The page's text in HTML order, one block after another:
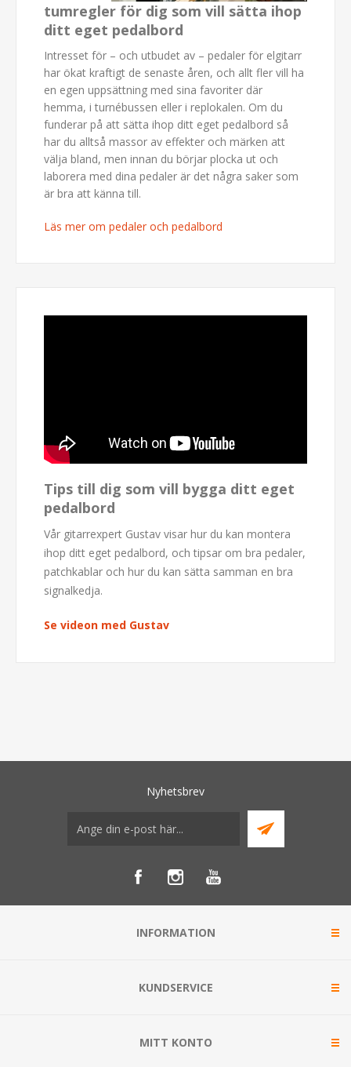
tumregler för dig som vill sätta ihop
ditt eget pedalbord
Intresset för – och utbudet av – pedaler för elgitarr
har ökat kraftigt de senaste åren, och allt fler vill ha
en egen uppsättning med sina favoriter där
hemma, i turnébussen eller i replokalen. Om du
funderar på att sätta ihop ditt eget pedalbord så
har du alltså massor av effekter och märken att
välja bland, men innan du börjar plocka ut och
laborera med dina pedaler är det några saker som
är bra att känna till.
Läs mer om pedaler och pedalbord
Tips till dig som vill bygga ditt eget
pedalbord
Vår gitarrexpert Gustav visar hur du kan montera
ihop ditt eget pedalbord, och tipsar om bra pedaler,
patchkablar och hur du kan sätta samman en bra
signalkedja.
Se videon med Gustav
Nyhetsbrev
INFORMATION
KUNDSERVICE
MITT KONTO